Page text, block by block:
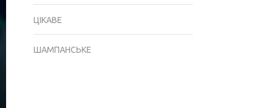
ЦІКАВЕ
ШАМПАНСЬКЕ